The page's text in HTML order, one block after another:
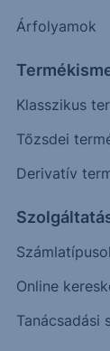
Árfolyamok
Klasszikus
Tőzsdei
Derivatív
Online
Tanácsadási
30.00
30.50
30.75